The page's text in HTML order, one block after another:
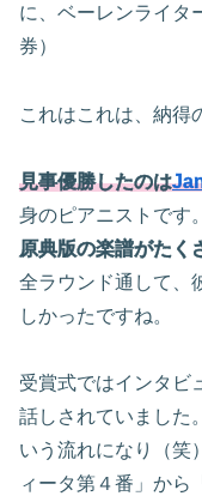
に、ベーレンライタ
券）
これはこれは、納得
見事優勝したのは
身のピアニストです
原典版の楽譜がたく
全ラウンド通して、
しかったですね。
受賞式ではインタビ
話しされていました
いう流れになり（笑
ィータ第４番」から